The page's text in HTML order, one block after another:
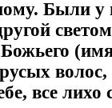
Были у
все лихо